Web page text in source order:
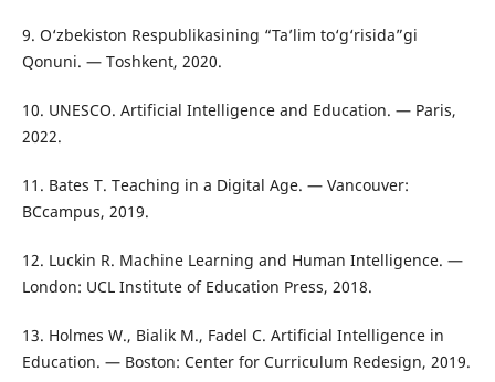
9. O‘zbekiston Respublikasining “Ta’lim to‘g‘risida”gi
Qonuni. — Toshkent, 2020.
10. UNESCO. Artificial Intelligence and Education. — Paris,
2022.
11. Bates T. Teaching in a Digital Age. — Vancouver:
BCcampus, 2019.
12. Luckin R. Machine Learning and Human Intelligence. —
London: UCL Institute of Education Press, 2018.
13. Holmes W., Bialik M., Fadel C. Artificial Intelligence in
Education. — Boston: Center for Curriculum Redesign, 2019.